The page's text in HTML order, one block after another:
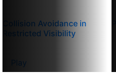
Collision Avoidance in
Restricted Visibility
Play